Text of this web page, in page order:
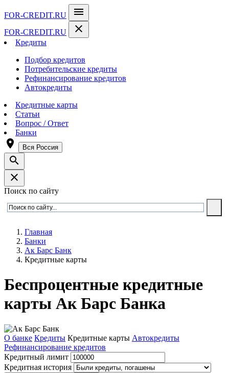
FOR-CREDIT.RU menu
FOR-CREDIT.RU close
Кредиты
Подбор кредитов
Потребительские кредиты
Рефинансирование кредитов
Автокредиты
Кредитные карты
Статьи
Вопрос / Ответ
Банки
room Вся Россия
search
close
Поиск по сайту
Главная
Банки
Ак Барс Банк
Кредитные карты
Беспроцентные кредитные
карты Ак Барс Банка
О банке Кредиты Кредитные карты Автокредиты
Рефинансирование кредитов
Кредитный лимит
Кредитная история